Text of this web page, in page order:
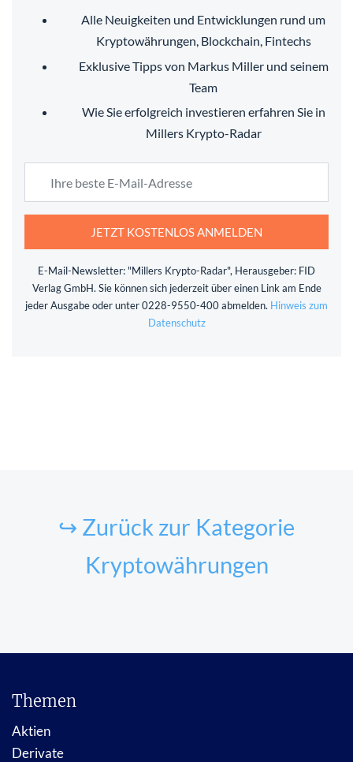
Alle Neuigkeiten und Entwicklungen rund um
Kryptowährungen, Blockchain, Fintechs
Exklusive Tipps von Markus Miller und seinem
Team
Wie Sie erfolgreich investieren erfahren Sie in
Millers Krypto-Radar
JETZT KOSTENLOS ANMELDEN
E-Mail-Newsletter: "Millers Krypto-Radar", Herausgeber: FID
Verlag GmbH. Sie können sich jederzeit über einen Link am Ende
jeder Ausgabe oder unter 0228-9550-400 abmelden. Hinweis zum
Datenschutz
↪ Zurück zur Kategorie
Kryptowährungen
Themen
Aktien
Derivate